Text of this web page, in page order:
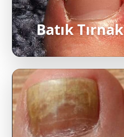
Batık Tırnak